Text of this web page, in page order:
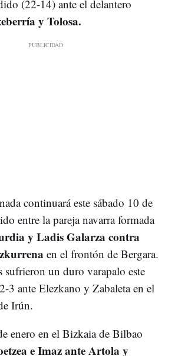
(22-14) ante el delantero
y Tolosa.
continuará este sábado 10 de
entre la pareja navarra formada
y Ladis Galarza contra
en el frontón de Bergara.
un duro varapalo este
3 ante Elezkano y Zabaleta en el
Irún.
enero en el Bizkaia de Bilbao
e Imaz ante Artola y